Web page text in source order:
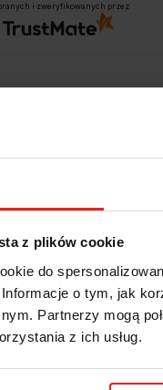
z plików cookie
do
o tym, jak
Partnerzy mogą
z ich usług.
i zweryfikowanych przez
opinie?
Alicja